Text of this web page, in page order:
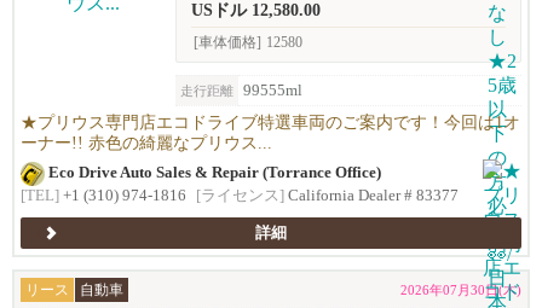
USドル 12,580.00
[車体価格] 12580
走行距離 99555ml
★プリウス専門店エコドライブ特選車両のご案内です！今回は1オ
ーナー!! 赤色の綺麗なプリウス...
Eco Drive Auto Sales & Repair (Torrance Office)
[TEL] +1 (310) 974-1816 [ライセンス] California Dealer # 83377
詳細
リース 自動車 2026年07月30日(木)